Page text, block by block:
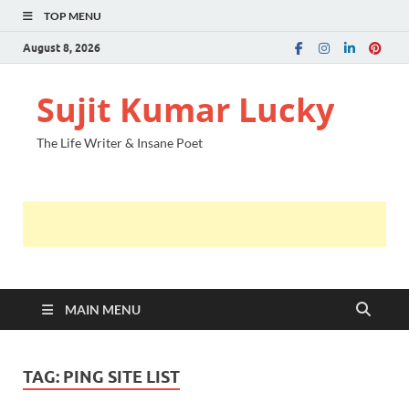
TOP MENU
August 8, 2026
Sujit Kumar Lucky
The Life Writer & Insane Poet
MAIN MENU
TAG: PING SITE LIST